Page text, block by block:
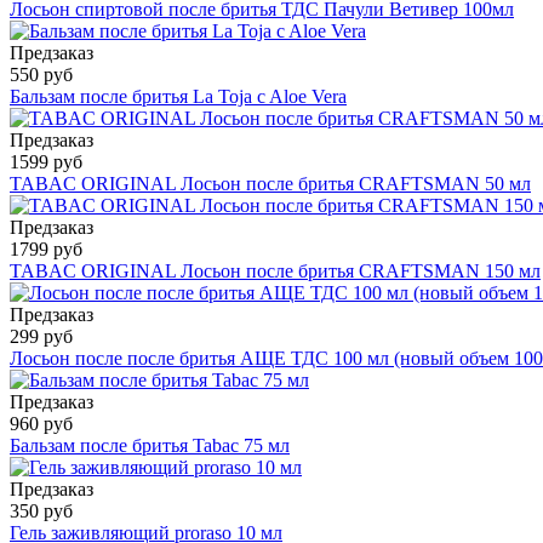
Лосьон спиртовой после бритья ТДС Пачули Ветивер 100мл
Предзаказ
550 руб
Бальзам после бритья La Toja c Aloe Vera
Предзаказ
1599 руб
TABAC ORIGINAL Лосьон после бритья CRAFTSMAN 50 мл
Предзаказ
1799 руб
TABAC ORIGINAL Лосьон после бритья CRAFTSMAN 150 мл
Предзаказ
299 руб
Лосьон после после бритья АЩЕ ТДС 100 мл (новый объем
Предзаказ
960 руб
Бальзам после бритья Tabac 75 мл
Предзаказ
350 руб
Гель заживляющий proraso 10 мл